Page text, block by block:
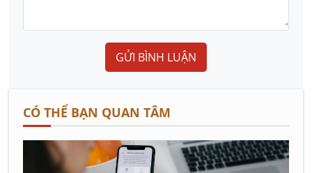
GỬI BÌNH LUẬN
CÓ THỂ BẠN QUAN TÂM